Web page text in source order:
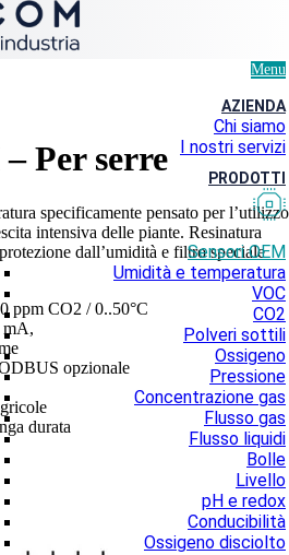
Menu
AZIENDA
Chi siamo
I nostri servizi
PRODOTTI
Sensori OEM
Umidità e temperatura
VOC
CO2
Polveri sottili
Ossigeno
Pressione
Concentrazione gas
Flusso gas
Flusso liquidi
Bolle
Livello
pH e redox
Conducibilità
Ossigeno disciolto
Per serre
specificamente pensato per l’utilizzo
intensiva delle piante. Resinatura
dall’umidità e filtro speciale
ppm CO2 / 0..50°C
mA,
opzionale
durata